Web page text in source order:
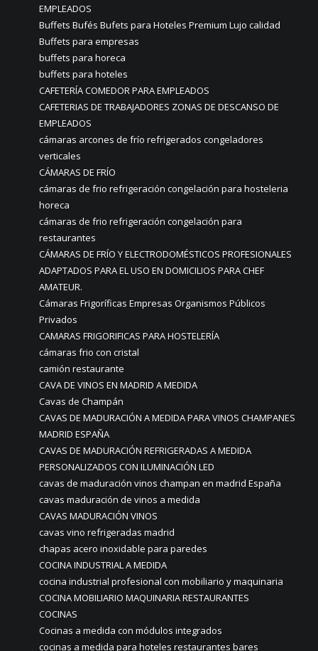
EMPLEADOS
Buffets Bufés Bufets para Hoteles Premium Lujo calidad
Buffets para empresas
buffets para horeca
buffets para hoteles
CAFETERÍA COMEDOR PARA EMPLEADOS
CAFETERIAS DE TRABAJADORES ZONAS DE DESCANSO DE
EMPLEADOS
cámaras arcones de frío refrigerados congeladores
verticales
CÁMARAS DE FRÍO
cámaras de frio refrigeración congelación para hosteleria
horeca
cámaras de frio refrigeración congelación para
restaurantes
CÁMARAS DE FRÍO Y ELECTRODOMÉSTICOS PROFESIONALES
ADAPTADOS PARA EL USO EN DOMICILIOS PARA CHEF
AMATEUR.
Cámaras Frigoríficas Empresas Organismos Públicos
Privados
CAMARAS FRIGORIFICAS PARA HOSTELERÍA
cámaras frio con cristal
camión restaurante
CAVA DE VINOS EN MADRID A MEDIDA
Cavas de Champán
CAVAS DE MADURACIÓN A MEDIDA PARA VINOS CHAMPANES
MADRID ESPAÑA
CAVAS DE MADURACIÓN REFRIGERADAS A MEDIDA
PERSONALIZADOS CON ILUMINACIÓN LED
cavas de maduración vinos champan en madrid España
cavas maduración de vinos a medida
CAVAS MADURACIÓN VINOS
cavas vino refrigeradas madrid
chapas acero inoxidable para paredes
COCINA INDUSTRIAL A MEDIDA
cocina industrial profesional con mobiliario y maquinaria
COCINA MOBILIARIO MAQUINARIA RESTAURANTES
COCINAS
Cocinas a medida con módulos integrados
cocinas a medida para hoteles restaurantes bares